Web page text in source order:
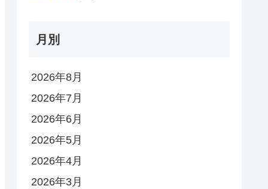
月別
2026年8月
2026年7月
2026年6月
2026年5月
2026年4月
2026年3月